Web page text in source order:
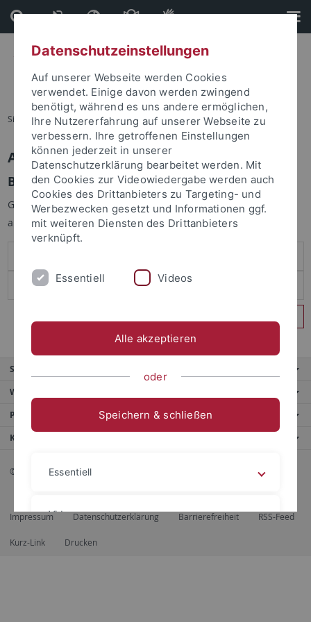
Direkt
zum
Inhalt
Direkt
zur
Fußleiste
Sie sind hier: Startseite
Anmelden
Benutzeranmeldung
Geben Sie Ihren Benutzernamen und Ihr Passwort an um sich
anzumelden:
Service
Weitere Angebote
Portale
Kontaktinfo
© 2026 Eberhard Karls Universität Tübingen, Tübingen
Impressum Datenschutzerklärung Barrierefreiheit RSS-Feed
Kurz-Link Drucken
Datenschutzeinstellungen
Auf unserer Webseite werden Cookies
verwendet. Einige davon werden zwingend
benötigt, während es uns andere ermöglichen,
Ihre Nutzererfahrung auf unserer Webseite zu
verbessern. Ihre getroffenen Einstellungen
können jederzeit in unserer
Datenschutzerklärung bearbeitet werden. Mit
den Cookies zur Videowiedergabe werden auch
Cookies des Drittanbieters zu Targeting- und
Werbezwecken gesetzt und Informationen ggf.
mit weiteren Diensten des Drittanbieters
verknüpft.
Essentiell Videos
Alle akzeptieren
oder
Speichern & schließen
Essentiell
Videos